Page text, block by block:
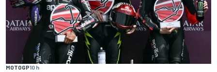
MOTOGP10 h